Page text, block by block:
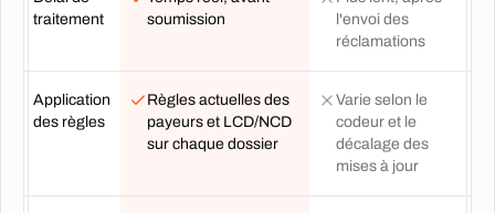
traitement
soumission
l'envoi des
réclamations
Application
des règles
Règles actuelles des
payeurs et LCD/NCD
sur chaque dossier
Varie selon le
codeur et le
décalage des
mises à jour